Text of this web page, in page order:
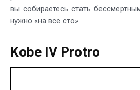
вы собираетесь стать
нужно «на все сто».
Kobe IV Protro